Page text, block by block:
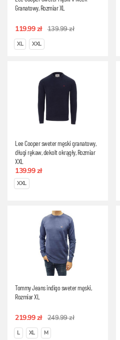
Granatowy, Rozmiar XL
119.99 zł 139.99 zł
XL XXL
Lee Cooper sweter męski granatowy,
długi rękaw, dekolt okrągły, Rozmiar
XXL
139.99 zł
XXL
Tommy Jeans indigo sweter męski,
Rozmiar XL
219.99 zł 249.99 zł
L XL M